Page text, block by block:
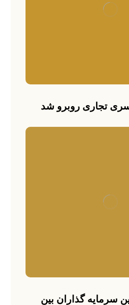
تجاری روبرو شد
سرمایه گذاران بین